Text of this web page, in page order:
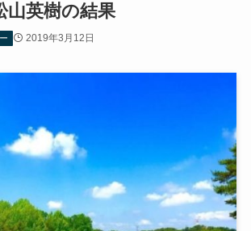
山英樹の結果
2019年3月12日